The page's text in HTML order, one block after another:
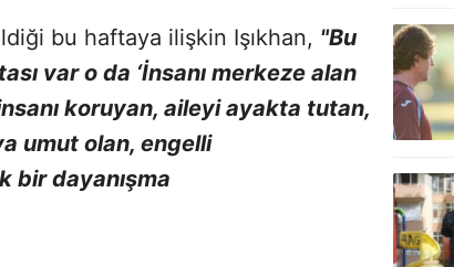
bu haftaya ilişkin Işıkhan, "Bu
var o da ‘İnsanı merkeze alan
koruyan, aileyi ayakta tutan,
umut olan, engelli
bir dayanışma